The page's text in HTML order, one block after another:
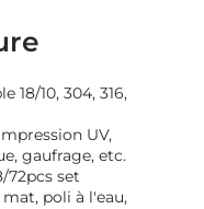
18/10, 304, 316,
UV,
gaufrage, etc.
72pcs set
poli à l'eau,